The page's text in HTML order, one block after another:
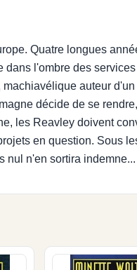
Quatre longues
l'ombre des
auteur
décide de se
les Reavley doivent
en question. Sous
nul n'en sortira indemne...